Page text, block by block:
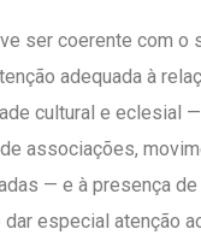
ser coerente com o
adequada à
cultural e eclesial
associações,
— e à presença
especial atenção